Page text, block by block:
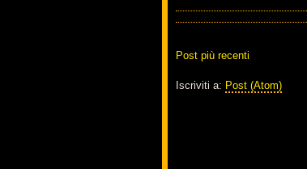
Post più recenti
Iscriviti a: Post (Atom)